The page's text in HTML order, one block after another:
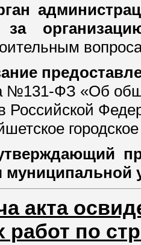
за
№131-ФЗ «Об
Российской
муниципальной
акта
по